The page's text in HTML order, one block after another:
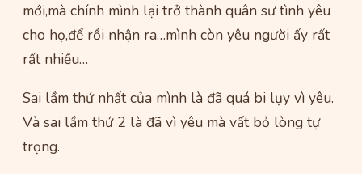
mới,mà chính mình lại trở thành quân sư tình yêu
cho họ,để rồi nhận ra…mình còn yêu người ấy rất
rất nhiều…
Sai lầm thứ nhất của mình là đã quá bi lụy vì yêu.
Và sai lầm thứ 2 là đã vì yêu mà vất bỏ lòng tự
trọng.